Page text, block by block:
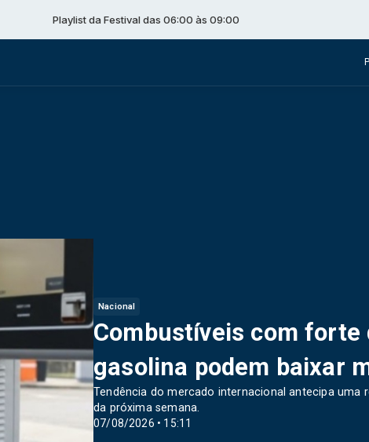
Playlist da Festival das 06:00 às 09:00
Nacional
07/08/2026 • 15:11
Combustíveis com forte
gasolina podem baixar
Tendência do mercado internacional antecipa
da próxima semana.